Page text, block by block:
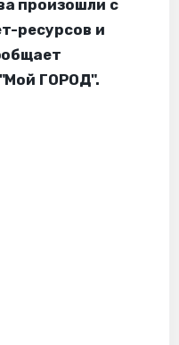
произошли с
ресурсов и
ГОРОД".